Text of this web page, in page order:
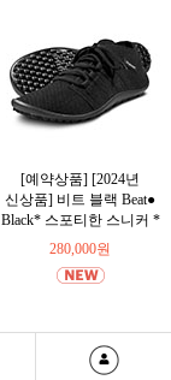
[예약상품] [2024년
신상품] 비트 블랙 Beat●
Black* 스포티한 스니커 *
280,000원